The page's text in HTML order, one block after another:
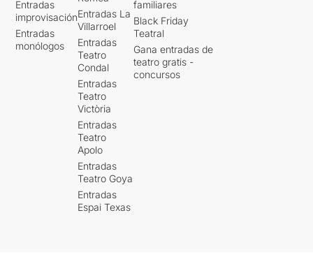
Entradas
improvisación
Entradas
monólogos
Entradas La
Villarroel
Entradas
Teatro
Condal
Entradas
Teatro
Victòria
Entradas
Teatro
Apolo
Entradas
Teatro Goya
Entradas
Espai Texas
familiares
Black Friday
Teatral
Gana entradas de
teatro gratis -
concursos